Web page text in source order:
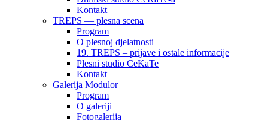
Kontakt
TREPS — plesna scena
Program
O plesnoj djelatnosti
19. TREPS – prijave i ostale informacije
Plesni studio CeKaTe
Kontakt
Galerija Modulor
Program
O galeriji
Fotogalerija